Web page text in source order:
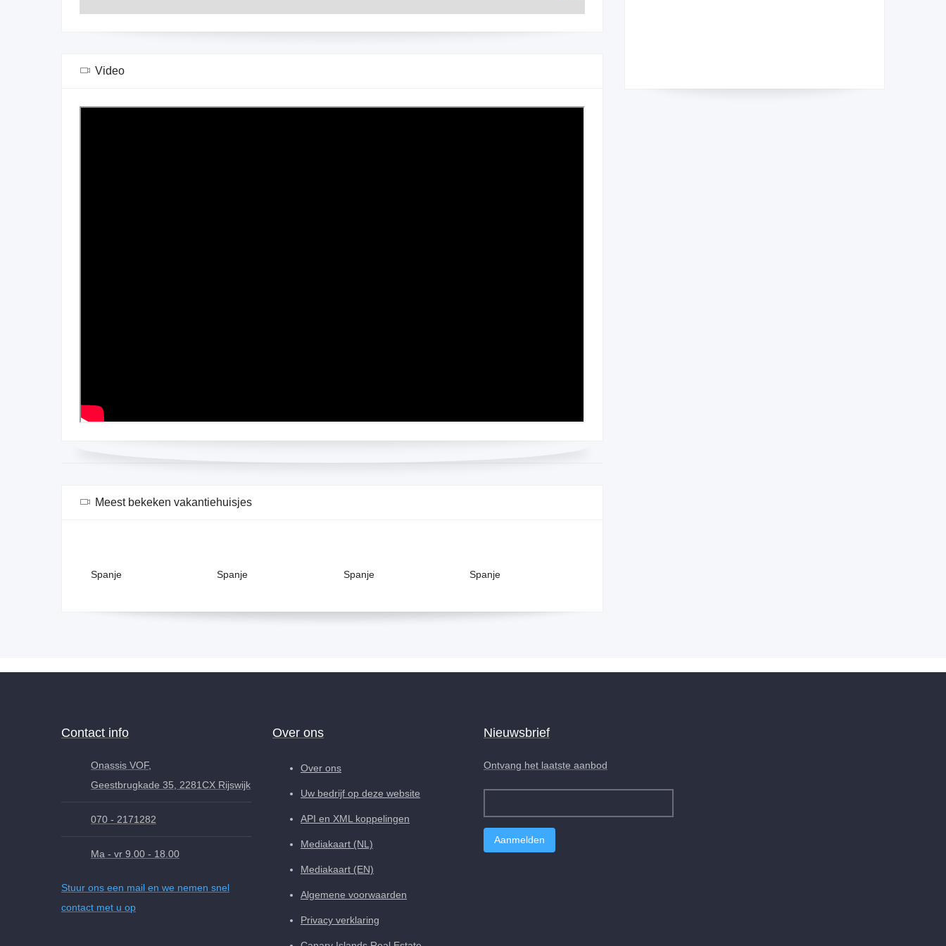
Video
Meest bekeken vakantiehuisjes
Contact info
Onassis VOF,
Geestbrugkade 35, 2281CX Rijswijk
070 - 2171282
Ma - vr 9.00 - 18.00
Stuur ons een mail en we nemen snel
contact met u op
Over ons
Over ons
Uw bedrijf op deze website
API en XML koppelingen
Mediakaart (NL)
Mediakaart (EN)
Algemene voorwaarden
Privacy verklaring
Nieuwsbrief
Ontvang het laatste aanbod